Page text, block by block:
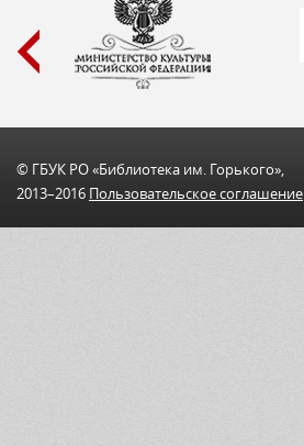
© ГБУК РО «Библиотека им. Горького»,
2013–2016 Пользовательскоe соглашениe